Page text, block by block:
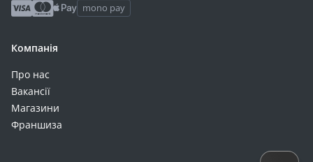
mono pay
Компанія
Про нас
Вакансії
Магазини
Франшиза